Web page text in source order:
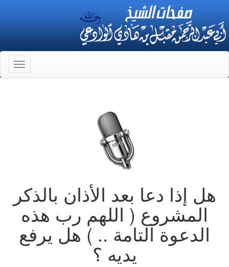
هل إذا دعا بعد الأذان بالذكر
المشروع ( اللهم رب هذه
الدعوة التامة .. ) هل يرفع
يديه ؟